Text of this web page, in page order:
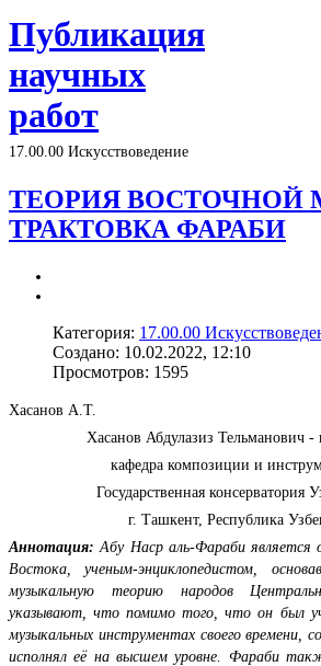
Публикация
научных
работ
17.00.00 Искусствоведение
ТЕОРИЯ ВОСТОЧНОЙ
ТРАКТОВКА ФАРАБИ
Категория: 17.00.00
Создано: 10.02.2022, 12:10
Просмотров: 1595
Хасанов А.Т.
Хасанов Абдулазиз Тельманович -
кафедра композиции и
Государственная консерватория
г. Ташкент, Республика
Аннотация: Абу Наср аль-Фараби является
Востока, ученым-энциклопедистом,
музыкальную теорию народов
указывают, что помимо того, что он был
музыкальных инструментах своего времени,
исполнял её на высшем уровне. Фараби